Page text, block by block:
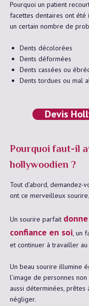
Pourquoi un patient
facettes dentaires ont
un certain nombre de
Dents décolorées
Dents déformées
Dents cassées ou
Dents tordues ou mal
Devis
Pourquoi faut-il
hollywoodien ?
Tout d’abord,
ont ce merveilleux sourire.
Un sourire parfait
confiance en soi, un
et continuer à travailler au
Un beau sourire illumine
l’image de personnes
aussi déterminées,
négliger.